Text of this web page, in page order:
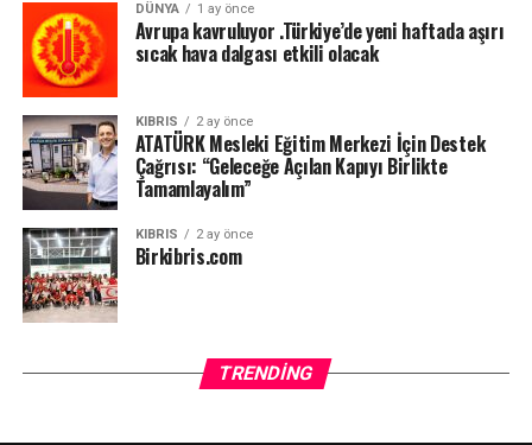
DÜNYA 1 ay önce
Avrupa kavruluyor .Türkiye’de yeni haftada aşırı
sıcak hava dalgası etkili olacak
KIBRIS 2 ay önce
ATATÜRK Mesleki Eğitim Merkezi İçin Destek
Çağrısı: “Geleceğe Açılan Kapıyı Birlikte
Tamamlayalım”
KIBRIS 2 ay önce
Birkibris.com
TRENDING